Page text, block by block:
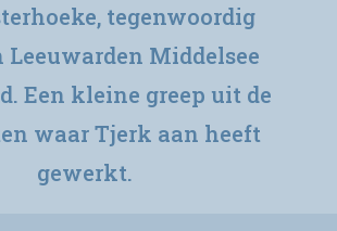
tegenwoordig
Leeuwarden Middelsee
Een kleine greep uit de
waar Tjerk aan heeft
gewerkt.